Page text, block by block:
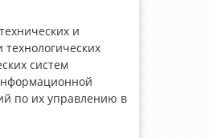
и
систем
по их управлению в